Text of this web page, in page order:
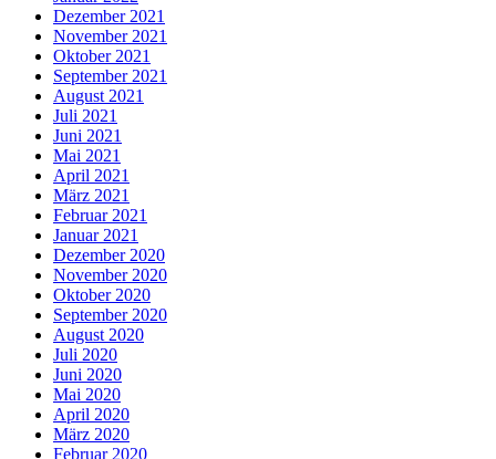
Dezember 2021
November 2021
Oktober 2021
September 2021
August 2021
Juli 2021
Juni 2021
Mai 2021
April 2021
März 2021
Februar 2021
Januar 2021
Dezember 2020
November 2020
Oktober 2020
September 2020
August 2020
Juli 2020
Juni 2020
Mai 2020
April 2020
März 2020
Februar 2020